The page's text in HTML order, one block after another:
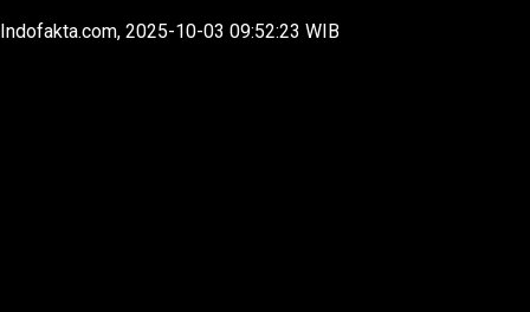
Indofakta.com, 2025-10-03 09:52:23 WIB